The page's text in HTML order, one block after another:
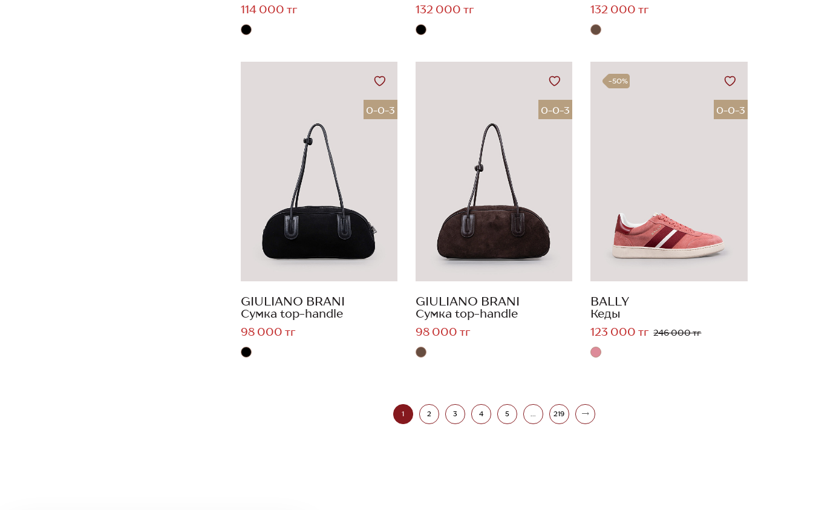
114 000 тг 132 000 тг 132 000 тг
0-0-3
GIULIANO BRANI
Сумка top-handle
98 000 тг
0-0-3
GIULIANO BRANI
Сумка top-handle
98 000 тг
-50%
0-0-3
BALLY
Кеды
123 000 тг 246 000 тг
1 2 3 4 5 219